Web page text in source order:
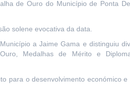
de Ouro do Município de Ponta
solene evocativa da data.
a Jaime Gama e distinguiu
Medalhas de Mérito e
para o desenvolvimento económico e